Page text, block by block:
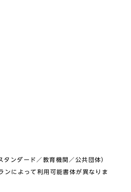
ンダード／教育機関／公共団体）
によって利用可能書体が異なりま